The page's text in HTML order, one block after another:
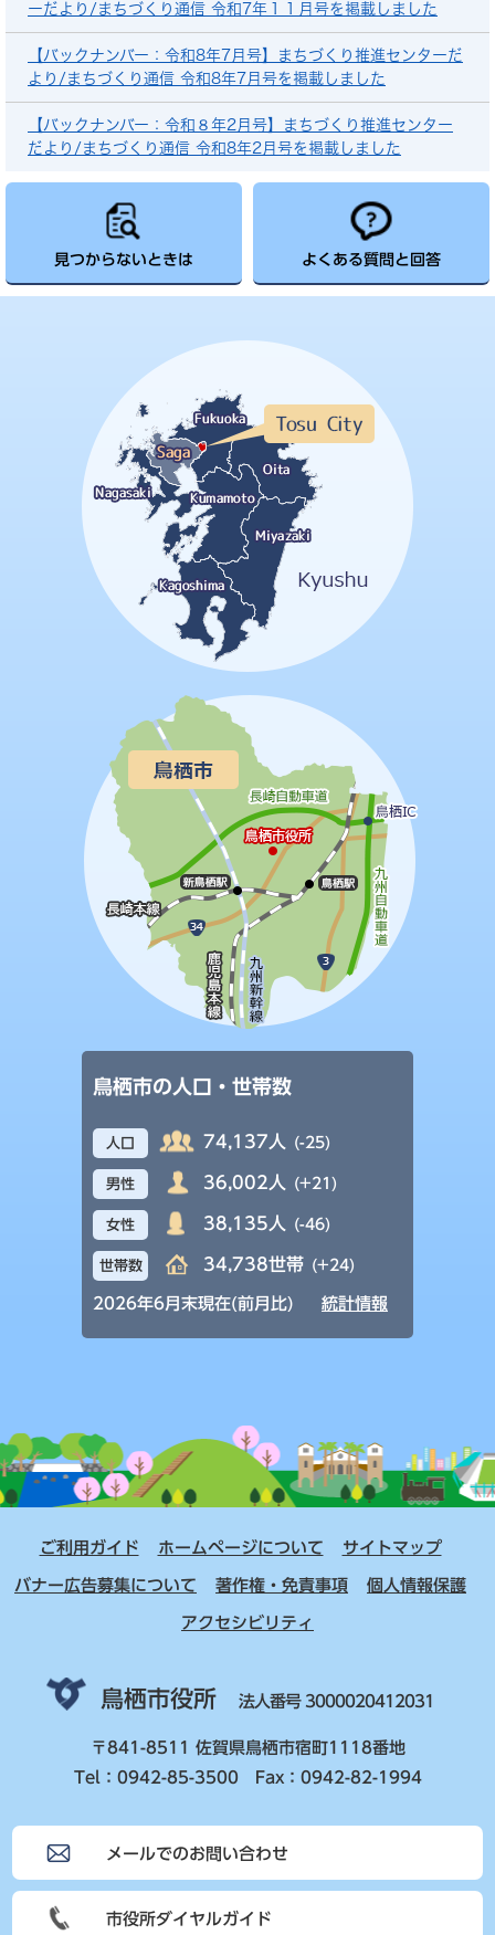
ーだより/まちづくり通信 令和7年１１月号を掲載しました
【バックナンバー：令和8年7月号】まちづくり推進センターだ
より/まちづくり通信 令和8年7月号を掲載しました
【バックナンバー：令和８年2月号】まちづくり推進センター
だより/まちづくり通信 令和8年2月号を掲載しました
見つからないときは よくある質問と回答
鳥栖市の人口・世帯数
人口 74,137人 (-25)
男性 36,002人 (+21)
女性 38,135人 (-46)
世帯数 34,738世帯 (+24)
2026年6月末現在(前月比) 統計情報
ご利用ガイド ホームページについて サイトマップ
バナー広告募集について 著作権・免責事項 個人情報保護
アクセシビリティ
鳥栖市役所 法人番号 3000020412031
〒841-8511 佐賀県鳥栖市宿町1118番地
Tel：0942-85-3500 Fax：0942-82-1994
メールでのお問い合わせ
市役所ダイヤルガイド